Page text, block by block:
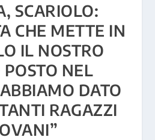
SCARIOLO:
CHE METTE IN
IL NOSTRO
NEL
DATO
RAGAZZI